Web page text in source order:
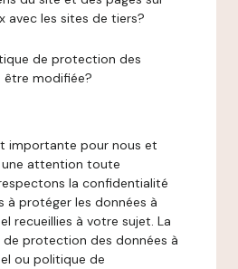
avec les sites de tiers?
de protection des
modifiée?
importante pour nous et
attention toute
la confidentialité
à protéger les données à
recueillies à votre sujet. La
protection des données à
ou politique de